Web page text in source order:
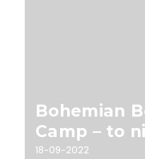
Bohemian
Camp – to
18-09-2022